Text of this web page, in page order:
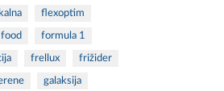
flexoptim
food formula 1
frellux frižider
galaksija